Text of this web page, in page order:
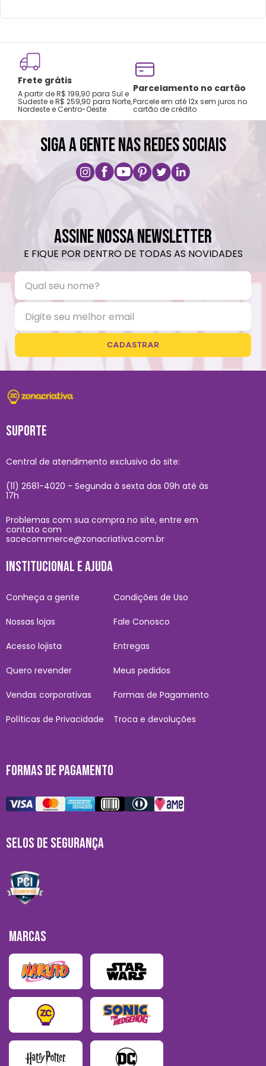
Limpar com pano seco ou levemente
Não utilizar produtos químicos ou
abrasivos.
Frete grátis
A partir de R$ 199,90 para Sul e
Sudeste e R$ 259,90 para Norte,
Nordeste e Centro-Oeste
Parcelamento no cartão
Parcele em até 12x sem juros no
cartão de crédito
SIGA A GENTE NAS REDES SOCIAIS
ASSINE NOSSA NEWSLETTER
E FIQUE POR DENTRO DE TODAS AS NOVIDADES
CADASTRAR
SUPORTE
Central de atendimento exclusivo do site:
(11) 2681-4020 - Segunda à sexta das 09h até às
17h
Problemas com sua compra no site, entre em
contato com
sacecommerce@zonacriativa.com.br
INSTITUCIONAL E AJUDA
Conheça a gente
Nossas lojas
Acesso lojista
Quero revender
Vendas corporativas
Políticas de Privacidade
Condições de Uso
Fale Conosco
Entregas
Meus pedidos
Formas de Pagamento
Troca e devoluções
FORMAS DE PAGAMENTO
SELOS DE SEGURANÇA
MARCAS